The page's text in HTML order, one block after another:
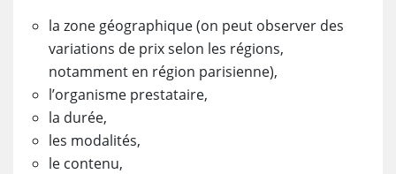
la zone géographique (on peut observer des
variations de prix selon les régions,
notamment en région parisienne),
l’organisme prestataire,
la durée,
les modalités,
le contenu,